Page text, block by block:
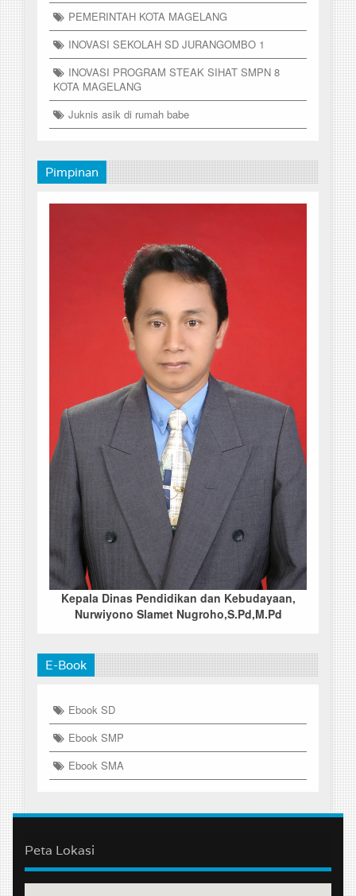
PEMERINTAH KOTA MAGELANG
INOVASI SEKOLAH SD JURANGOMBO 1
INOVASI PROGRAM STEAK SIHAT SMPN 8
KOTA MAGELANG
Juknis asik di rumah babe
Pimpinan
Kepala Dinas Pendidikan dan Kebudayaan,
Nurwiyono Slamet Nugroho,S.Pd,M.Pd
E-Book
Ebook SD
Ebook SMP
Ebook SMA
Peta Lokasi